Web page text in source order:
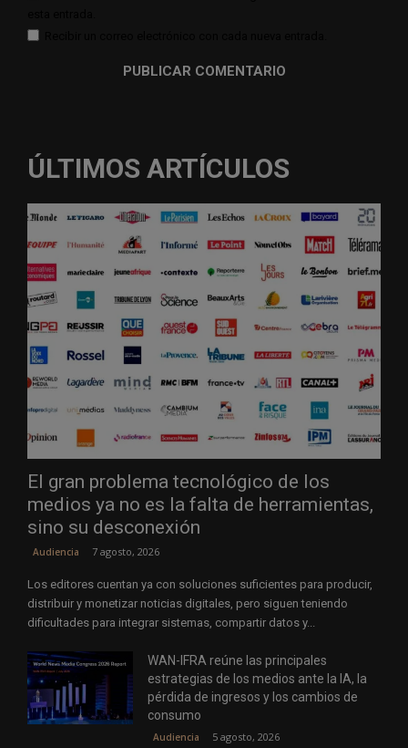
ÚLTIMOS ARTÍCULOS
El gran problema tecnológico de los
medios ya no es la falta de herramientas,
sino su desconexión
Audiencia 7 agosto, 2026
Los editores cuentan ya con soluciones suficientes para producir,
distribuir y monetizar noticias digitales, pero siguen teniendo
dificultades para integrar sistemas, compartir datos y...
WAN-IFRA reúne las principales
estrategias de los medios ante la IA, la
pérdida de ingresos y los cambios de
consumo
Audiencia 5 agosto, 2026